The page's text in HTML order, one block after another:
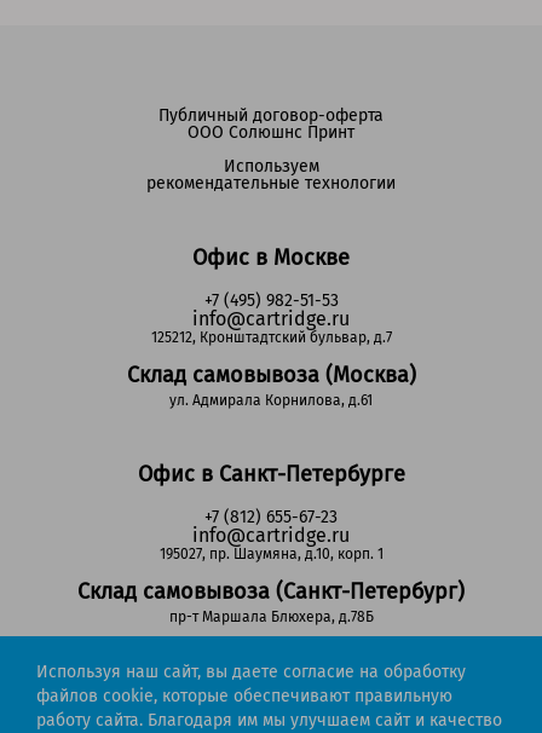
Офис в Москве
+7 (495) 982-51-53
info@cartridge.ru
125212, Кронштадтский бульвар, д.7
Склад самовывоза (Москва)
ул. Адмирала Корнилова, д.61
Офис в Санкт-Петербурге
+7 (812) 655-67-23
info@cartridge.ru
195027, пр. Шаумяна, д.10, корп. 1
Склад самовывоза (Санкт-Петербург)
пр-т Маршала Блюхера, д.78Б
Регионы РФ
Публичный договор-оферта
ООО Солюшнс Принт
Используем
рекомендательные технологии
Используя наш сайт, вы даете согласие на обработку
файлов cookie, которые обеспечивают правильную
работу сайта. Благодаря им мы улучшаем сайт и качество